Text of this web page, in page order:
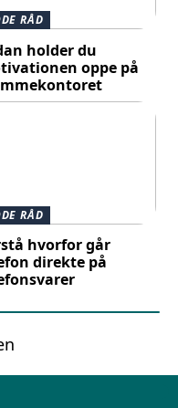
RÅD
holder du
oppe på
RÅD
hvorfor går
direkte på